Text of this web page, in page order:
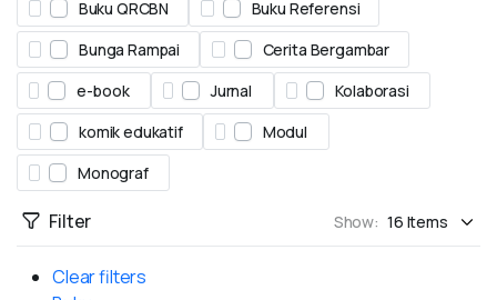
Buku QRCBN
Buku Referensi
Bunga Rampai
Cerita Bergambar
e-book
Jurnal
Kolaborasi
komik edukatif
Modul
Monograf
Filter Show:
Clear filters